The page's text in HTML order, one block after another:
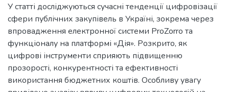
У статті досліджуються сучасні тенденції цифровізації
сфери публічних закупівель в Україні, зокрема через
впровадження електронної системи ProZorro та
функціоналу на платформі «Дія». Розкрито, як
цифрові інструменти сприяють підвищенню
прозорості, конкурентності та ефективності
використання бюджетних коштів. Особливу увагу